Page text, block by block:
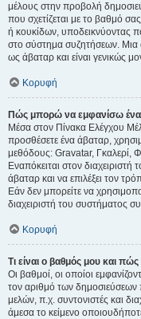
μέλους στην προβολή
που σχετίζεται με το βαθμό
ή κουκίδων, υποδεικνύοντας
στο σύστημα συζητήσεων. Μια
ως άβαταρ και είναι γενικώς
Κορυφή
Πώς μπορώ να εμφανίσω ένα
Μέσα στον Πίνακα Ελέγχου
προσθέσετε ένα άβαταρ,
μεθόδους: Gravatar,
Εναπόκειται στον
άβαταρ και να επιλέξει τον
Εάν δεν μπορείτε να
διαχειριστή του συστήματος
Κορυφή
Τι είναι ο βαθμός μου και
Οι βαθμοί, οι οποίοι
τον αριθμό των δημοσιεύσεων
μελών, π.χ. συντονιστές και
άμεσα το κείμενο